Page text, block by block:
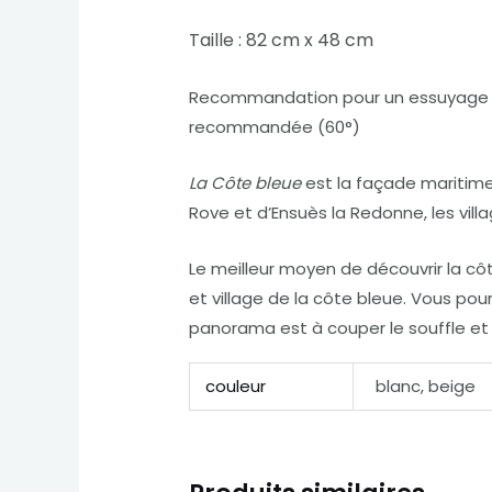
Taille : 82 cm x 48 cm
Recommandation pour un
recommandée (60°)
La Côte bleueest la façade maritime
Rove et d’Ensuès la Redonne, les
Le meilleur moyen de découvrir la
et village de la côte bleue. Vous
panorama est à couper le souffle
couleur blanc, beige